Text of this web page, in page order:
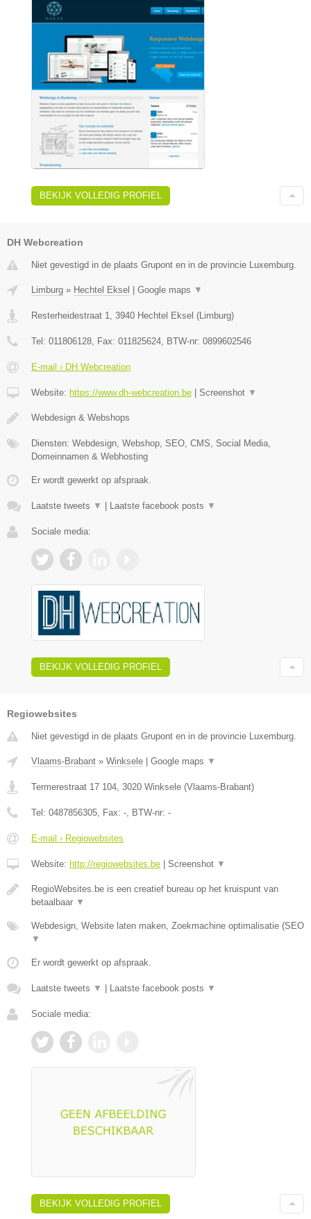
BEKIJK VOLLEDIG PROFIEL
DH Webcreation
Niet gevestigd in de plaats Grupont en in de provincie Luxemburg.
Limburg » Hechtel Eksel Google maps ▼
Resterheidestraat 1, 3940 Hechtel Eksel (Limburg)
Tel: 011806128, Fax: 011825624, BTW-nr: 0899602546
E-mail › DH Webcreation
Website: https://www.dh-webcreation.be Screenshot ▼
Webdesign & Webshops
Diensten: Webdesign, Webshop, SEO, CMS, Social Media,
Domeinnamen & Webhosting
Er wordt gewerkt op afspraak.
Laatste tweets ▼ Laatste facebook posts ▼
Sociale media:
BEKIJK VOLLEDIG PROFIEL
Regiowebsites
Niet gevestigd in de plaats Grupont en in de provincie Luxemburg.
Vlaams-Brabant » Winksele Google maps ▼
Termerestraat 17 104, 3020 Winksele (Vlaams-Brabant)
Tel: 0487856305, Fax: -, BTW-nr: -
E-mail › Regiowebsites
Website: http://regiowebsites.be Screenshot ▼
RegioWebsites.be is een creatief bureau op het kruispunt van
betaalbaar ▼
Webdesign, Website laten maken, Zoekmachine optimalisatie (SEO
▼
Er wordt gewerkt op afspraak.
Laatste tweets ▼ Laatste facebook posts ▼
Sociale media:
BEKIJK VOLLEDIG PROFIEL